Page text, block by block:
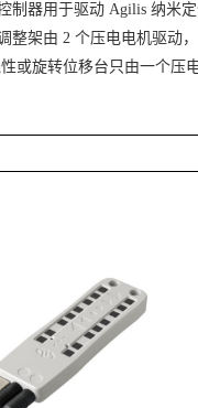
制器用于驱动 Agilis 纳米定
整架由 2 个压电电机驱动，
或旋转位移台只由一个压